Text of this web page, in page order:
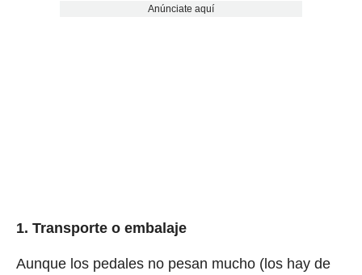
Anúnciate aquí
1. Transporte o embalaje
Aunque los pedales no pesan mucho (los hay de